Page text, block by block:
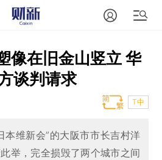
像在旧金山竖立 华
谈判请求
T中
本维新会”的大阪市市长吉村洋
举，完全损毁了两个城市之间